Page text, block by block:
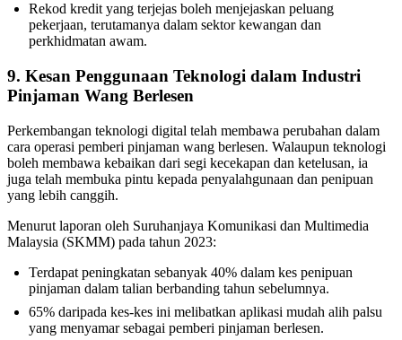
Rekod kredit yang terjejas boleh menjejaskan peluang
pekerjaan, terutamanya dalam sektor kewangan dan
perkhidmatan awam.
9. Kesan Penggunaan Teknologi dalam Industri
Pinjaman Wang Berlesen
Perkembangan teknologi digital telah membawa perubahan dalam
cara operasi pemberi pinjaman wang berlesen. Walaupun teknologi
boleh membawa kebaikan dari segi kecekapan dan ketelusan, ia
juga telah membuka pintu kepada penyalahgunaan dan penipuan
yang lebih canggih.
Menurut laporan oleh Suruhanjaya Komunikasi dan Multimedia
Malaysia (SKMM) pada tahun 2023:
Terdapat peningkatan sebanyak 40% dalam kes penipuan
pinjaman dalam talian berbanding tahun sebelumnya.
65% daripada kes-kes ini melibatkan aplikasi mudah alih palsu
yang menyamar sebagai pemberi pinjaman berlesen.